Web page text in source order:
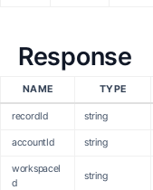
Response
NAME TYPE
recordId string
accountId string
workspaceI
d
string